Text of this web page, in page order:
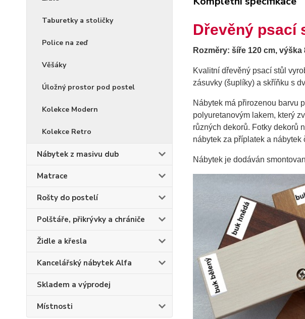
Taburetky a stoličky
Police na zeď
Věšáky
Úložný prostor pod postel
Kolekce Modern
Kolekce Retro
Nábytek z masivu dub
Matrace
Rošty do postelí
Polštáře, přikrývky a chrániče
Židle a křesla
Kancelářský nábytek Alfa
Skladem a výprodej
Místnosti
Dřevěný psací
Rozměry: šíře 120 cm,
Kvalitní dřevěný psací stůl
zásuvky (šuplíky) a skříňku s
Nábytek má přirozenou barvu
polyuretanovým lakem, který
různých dekorů. Fotky dekorů
nábytek za příplatek a
Nábytek je dodáván